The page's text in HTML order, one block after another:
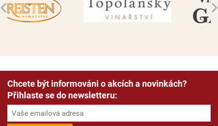
Chcete být informováni o akcích a novinkách?
Přihlaste se do newsletteru: